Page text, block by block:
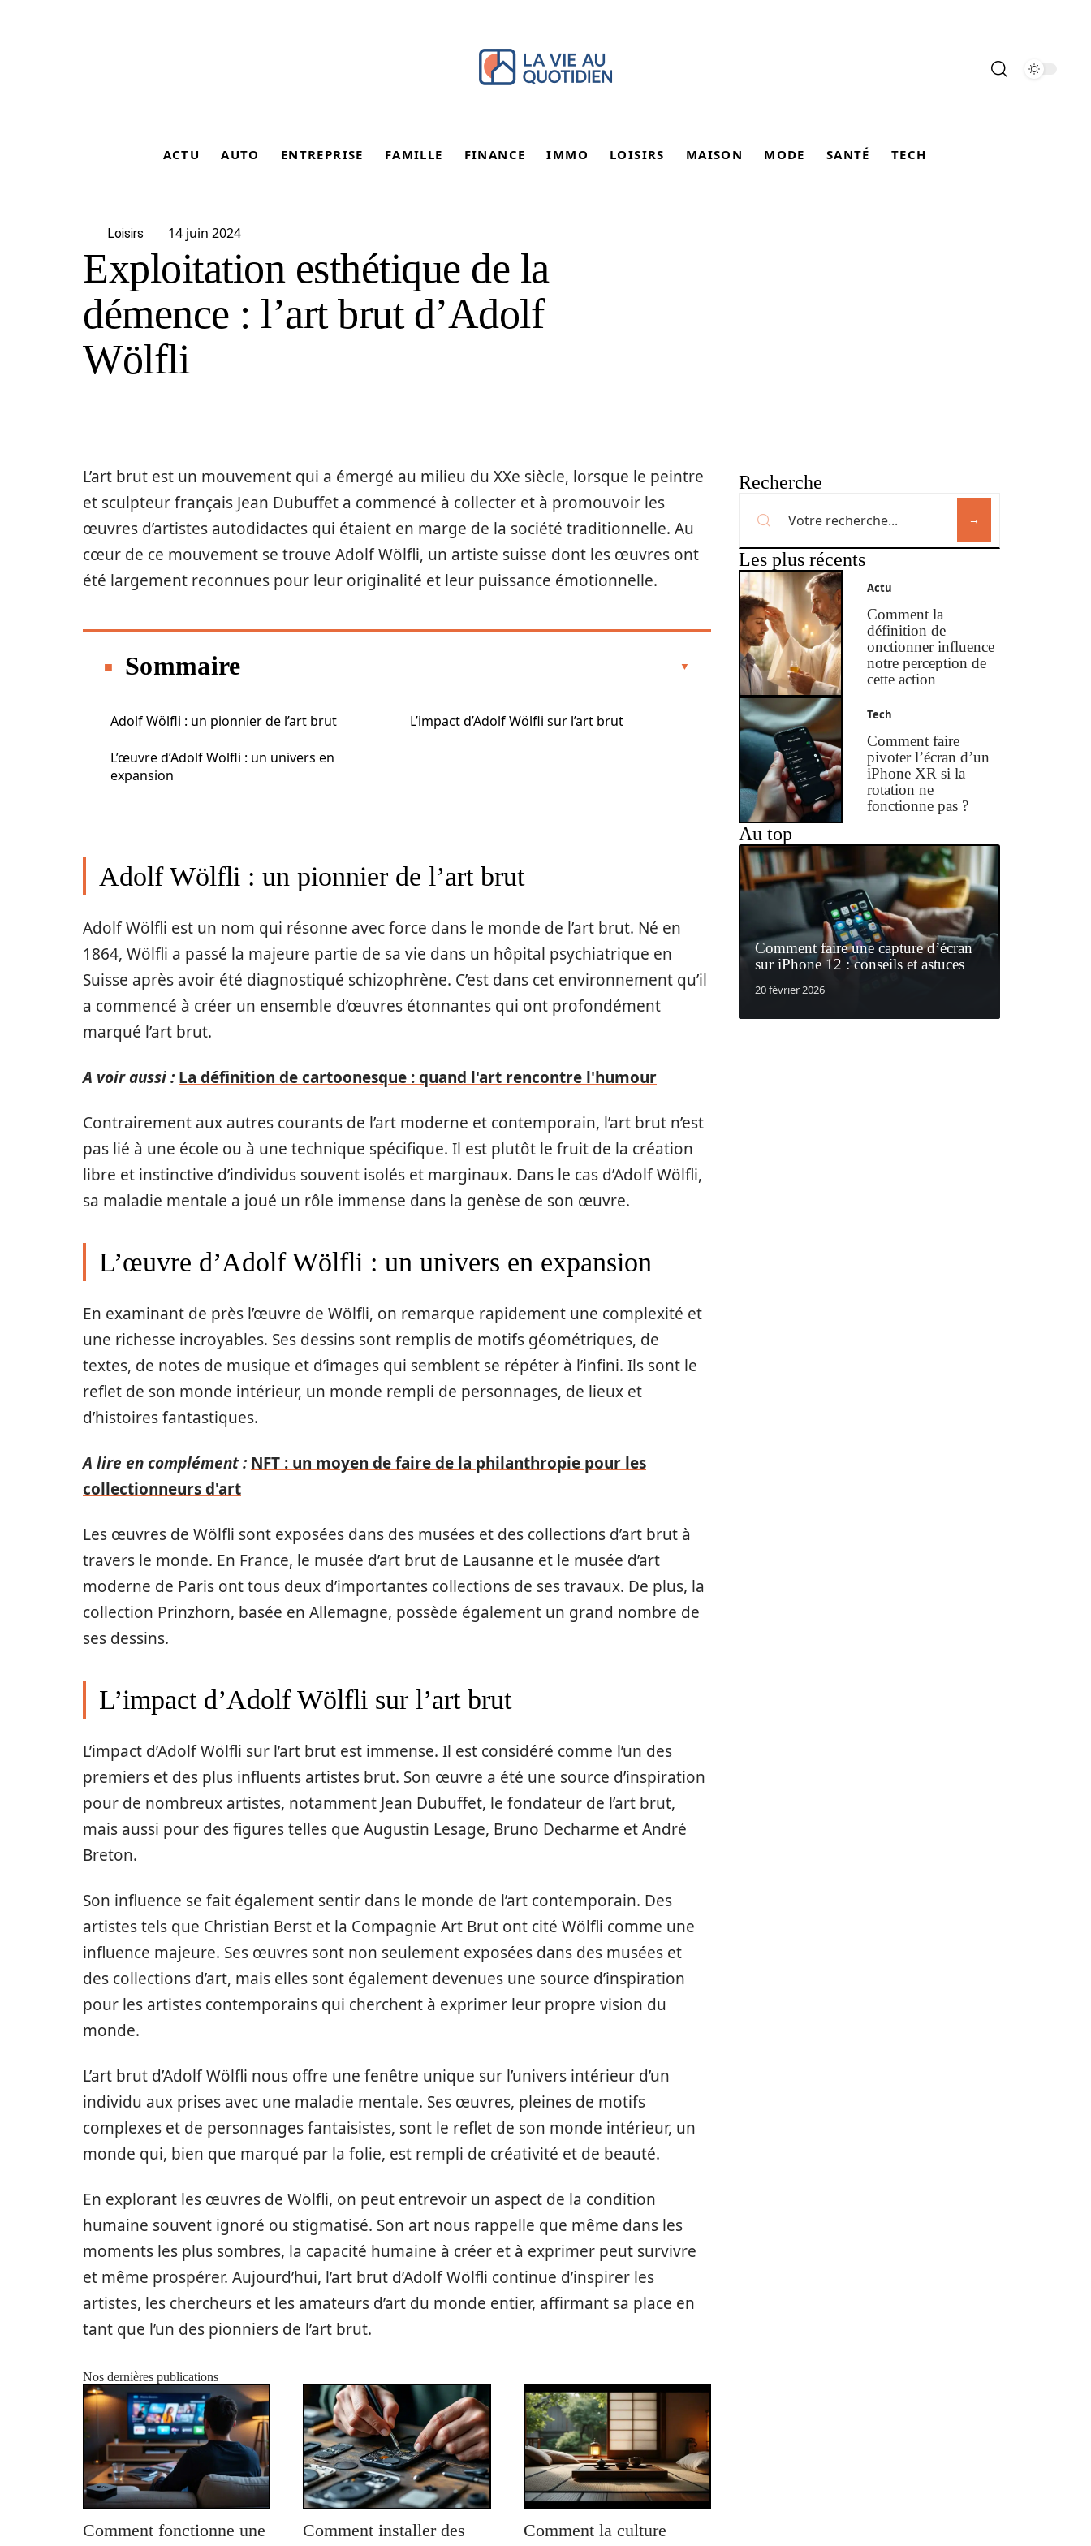
ACTU AUTO ENTREPRISE FAMILLE FINANCE IMMO LOISIRS MAISON MODE SANTÉ TECH
Loisirs 14 juin 2024
Exploitation esthétique de la
démence : l’art brut d’Adolf
Wölfli
L’art brut est un mouvement qui a émergé au milieu du XXe siècle, lorsque le peintre
et sculpteur français Jean Dubuffet a commencé à collecter et à promouvoir les
œuvres d’artistes autodidactes qui étaient en marge de la société traditionnelle. Au
cœur de ce mouvement se trouve Adolf Wölfli, un artiste suisse dont les œuvres ont
été largement reconnues pour leur originalité et leur puissance émotionnelle.
Sommaire
Adolf Wölfli : un pionnier de l’art brut
L’œuvre d’Adolf Wölfli : un univers en
expansion
L’impact d’Adolf Wölfli sur l’art brut
Adolf Wölfli : un pionnier de l’art brut
Adolf Wölfli est un nom qui résonne avec force dans le monde de l’art brut. Né en
1864, Wölfli a passé la majeure partie de sa vie dans un hôpital psychiatrique en
Suisse après avoir été diagnostiqué schizophrène. C’est dans cet environnement qu’il
a commencé à créer un ensemble d’œuvres étonnantes qui ont profondément
marqué l’art brut.
A voir aussi : La définition de cartoonesque : quand l'art rencontre l'humour
Contrairement aux autres courants de l’art moderne et contemporain, l’art brut n’est
pas lié à une école ou à une technique spécifique. Il est plutôt le fruit de la création
libre et instinctive d’individus souvent isolés et marginaux. Dans le cas d’Adolf Wölfli,
sa maladie mentale a joué un rôle immense dans la genèse de son œuvre.
L’œuvre d’Adolf Wölfli : un univers en expansion
En examinant de près l’œuvre de Wölfli, on remarque rapidement une complexité et
une richesse incroyables. Ses dessins sont remplis de motifs géométriques, de
textes, de notes de musique et d’images qui semblent se répéter à l’infini. Ils sont le
reflet de son monde intérieur, un monde rempli de personnages, de lieux et
d’histoires fantastiques.
A lire en complément : NFT : un moyen de faire de la philanthropie pour les
collectionneurs d'art
Les œuvres de Wölfli sont exposées dans des musées et des collections d’art brut à
travers le monde. En France, le musée d’art brut de Lausanne et le musée d’art
moderne de Paris ont tous deux d’importantes collections de ses travaux. De plus, la
collection Prinzhorn, basée en Allemagne, possède également un grand nombre de
ses dessins.
L’impact d’Adolf Wölfli sur l’art brut
L’impact d’Adolf Wölfli sur l’art brut est immense. Il est considéré comme l’un des
premiers et des plus influents artistes brut. Son œuvre a été une source d’inspiration
pour de nombreux artistes, notamment Jean Dubuffet, le fondateur de l’art brut,
mais aussi pour des figures telles que Augustin Lesage, Bruno Decharme et André
Breton.
Son influence se fait également sentir dans le monde de l’art contemporain. Des
artistes tels que Christian Berst et la Compagnie Art Brut ont cité Wölfli comme une
influence majeure. Ses œuvres sont non seulement exposées dans des musées et
des collections d’art, mais elles sont également devenues une source d’inspiration
pour les artistes contemporains qui cherchent à exprimer leur propre vision du
monde.
L’art brut d’Adolf Wölfli nous offre une fenêtre unique sur l’univers intérieur d’un
individu aux prises avec une maladie mentale. Ses œuvres, pleines de motifs
complexes et de personnages fantaisistes, sont le reflet de son monde intérieur, un
monde qui, bien que marqué par la folie, est rempli de créativité et de beauté.
En explorant les œuvres de Wölfli, on peut entrevoir un aspect de la condition
humaine souvent ignoré ou stigmatisé. Son art nous rappelle que même dans les
moments les plus sombres, la capacité humaine à créer et à exprimer peut survivre
et même prospérer. Aujourd’hui, l’art brut d’Adolf Wölfli continue d’inspirer les
artistes, les chercheurs et les amateurs d’art du monde entier, affirmant sa place en
tant que l’un des pionniers de l’art brut.
Nos dernières publications
Comment fonctionne une
Comment installer des
Comment la culture
Recherche
Les plus récents
Actu
Comment la
définition de
onctionner influence
notre perception de
cette action
Tech
Comment faire
pivoter l’écran d’un
iPhone XR si la
rotation ne
fonctionne pas ?
Au top
Comment faire une capture d’écran
sur iPhone 12 : conseils et astuces
20 février 2026